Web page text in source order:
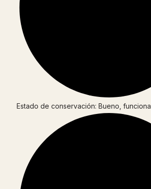
Estado de conservación: Bueno, funciona